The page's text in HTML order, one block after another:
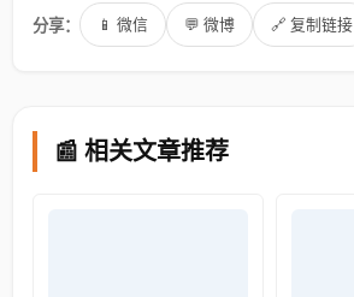
分享：
📱 微信 💬 微博 🔗 复制链接
📰 相关文章推荐